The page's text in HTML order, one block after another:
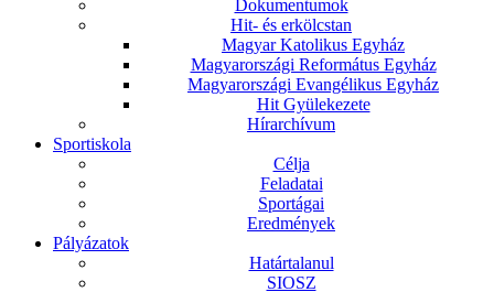
Dokumentumok
Hit- és erkölcstan
Magyar Katolikus Egyház
Magyarországi Református Egyház
Magyarországi Evangélikus Egyház
Hit Gyülekezete
Hírarchívum
Sportiskola
Célja
Feladatai
Sportágai
Eredmények
Pályázatok
Határtalanul
SIOSZ